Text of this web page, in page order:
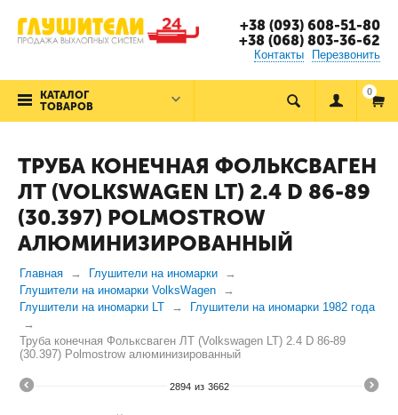
+38 (093) 608-51-80
+38 (068) 803-36-62
Контакты Перезвонить
КАТАЛОГ
ТОВАРОВ
0
ТРУБА КОНЕЧНАЯ ФОЛЬКСВАГЕН
ЛТ (VOLKSWAGEN LT) 2.4 D 86-89
(30.397) POLMOSTROW
АЛЮМИНИЗИРОВАННЫЙ
Главная
Глушители на иномарки
Глушители на иномарки VolksWagen
Глушители на иномарки LT
Глушители на иномарки 1982 года
Труба конечная Фольксваген ЛТ (Volkswagen LT) 2.4 D 86-89
(30.397) Polmostrow алюминизированный
2894 из 3662